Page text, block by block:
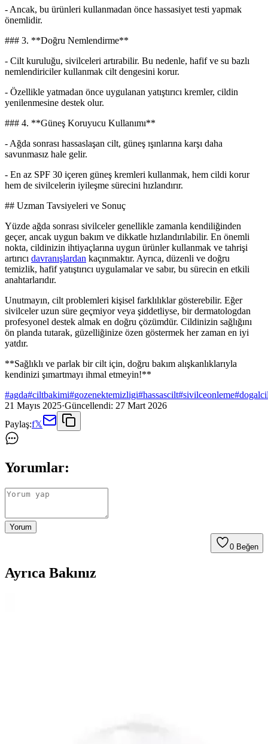
- Ancak, bu ürünleri kullanmadan önce hassasiyet testi yapmak
önemlidir.
### 3. **Doğru Nemlendirme**
- Cilt kuruluğu, sivilceleri artırabilir. Bu nedenle, hafif ve su bazlı
nemlendiriciler kullanmak cilt dengesini korur.
- Özellikle yatmadan önce uygulanan yatıştırıcı kremler, cildin
yenilenmesine destek olur.
### 4. **Güneş Koruyucu Kullanımı**
- Ağda sonrası hassaslaşan cilt, güneş ışınlarına karşı daha
savunmasız hale gelir.
- En az SPF 30 içeren güneş kremleri kullanmak, hem cildi korur
hem de sivilcelerin iyileşme sürecini hızlandırır.
## Uzman Tavsiyeleri ve Sonuç
Yüzde ağda sonrası sivilceler genellikle zamanla kendiliğinden
geçer, ancak uygun bakım ve dikkatle hızlandırılabilir. En önemli
nokta, cildinizin ihtiyaçlarına uygun ürünler kullanmak ve tahrişi
artırıcı davranışlardan kaçınmaktır. Ayrıca, düzenli ve doğru
temizlik, hafif yatıştırıcı uygulamalar ve sabır, bu sürecin en etkili
anahtarlarıdır.
Unutmayın, cilt problemleri kişisel farklılıklar gösterebilir. Eğer
sivilceler uzun süre geçmiyor veya şiddetliyse, bir dermatologdan
profesyonel destek almak en doğru çözümdür. Cildinizin sağlığını
ön planda tutarak, güzelliğinize özen göstermek her zaman en iyi
yatdır.
**Sağlıklı ve parlak bir cilt için, doğru bakım alışkanlıklarıyla
kendinizi şımartmayı ihmal etmeyin!**
#agda#ciltbakimi#gozenektemizligi#hassascilt#sivilceonleme#
21 Mayıs 2025·Güncellendi: 27 Mart 2026
Paylaş:f𝕏
Yorumlar:
Yorum
0 Beğen
Ayrıca Bakınız